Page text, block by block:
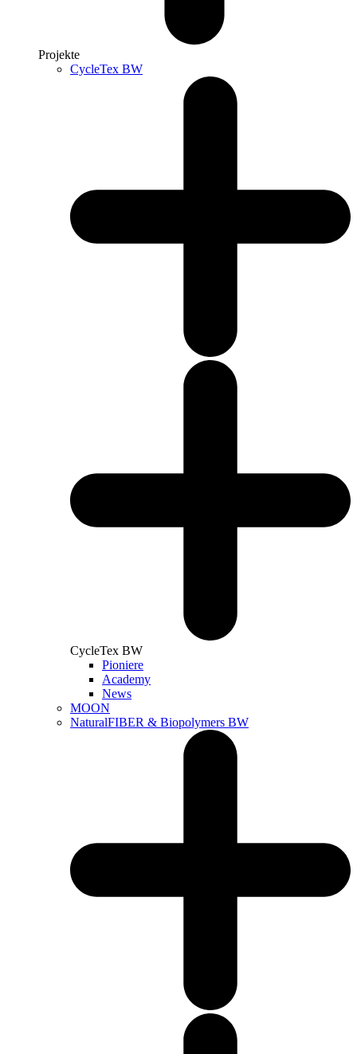
Projekte
CycleTex BW
CycleTex BW
Pioniere
Academy
News
MOON
NaturalFIBER & Biopolymers BW